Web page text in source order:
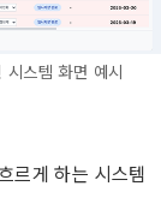
스템 화면 예시
르게 하는 시스템